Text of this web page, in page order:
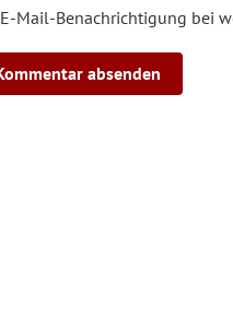
E-Mail-Benachrichtigung bei